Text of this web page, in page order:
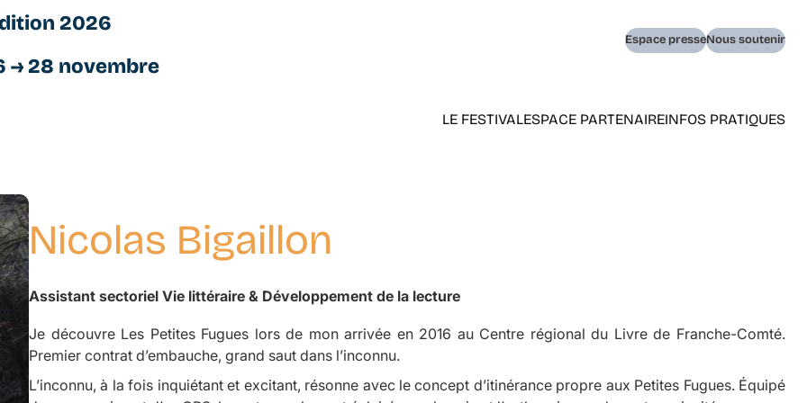
2026
→ 28 novembre
Navigation
LE FESTIVALESPACE PARTENAIREINFOS PRATIQUES
Navigation
Espace presseNous soutenir
Nicolas Bigaillon
Assistant sectoriel Vie littéraire & Développement de la lecture
Je découvre Les Petites Fugues lors de mon arrivée en 2016 au Centre régional du Livre de Franche-Comté.
Premier contrat d’embauche, grand saut dans l’inconnu.
L’inconnu, à la fois inquiétant et excitant, résonne avec le concept d’itinérance propre aux Petites Fugues. Équipé